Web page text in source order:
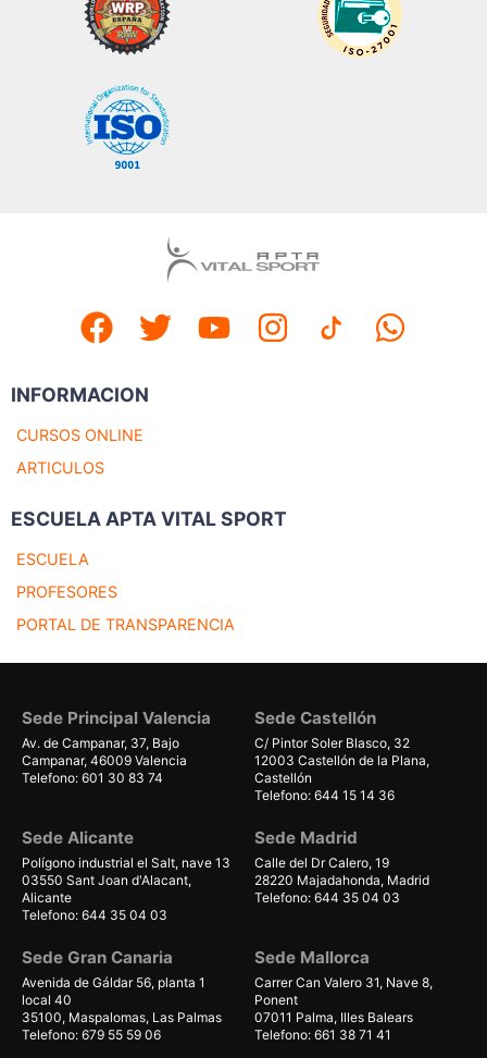
INFORMACION
CURSOS ONLINE
ARTICULOS
ESCUELA APTA VITAL SPORT
ESCUELA
PROFESORES
PORTAL DE TRANSPARENCIA
Sede Principal Valencia
Av. de Campanar, 37, Bajo
Campanar, 46009 Valencia
Telefono: 601 30 83 74
Sede Castellón
C/ Pintor Soler Blasco, 32
12003 Castellón de la Plana,
Castellón
Telefono: 644 15 14 36
Sede Alicante
Polígono industrial el Salt, nave 13
03550 Sant Joan d'Alacant,
Alicante
Telefono: 644 35 04 03
Sede Madrid
Calle del Dr Calero, 19
28220 Majadahonda, Madrid
Telefono: 644 35 04 03
Sede Gran Canaria
Avenida de Gáldar 56, planta 1
local 40
35100, Maspalomas, Las Palmas
Telefono: 679 55 59 06
Sede Mallorca
Carrer Can Valero 31, Nave 8,
Ponent
07011 Palma, Illes Balears
Telefono: 661 38 71 41